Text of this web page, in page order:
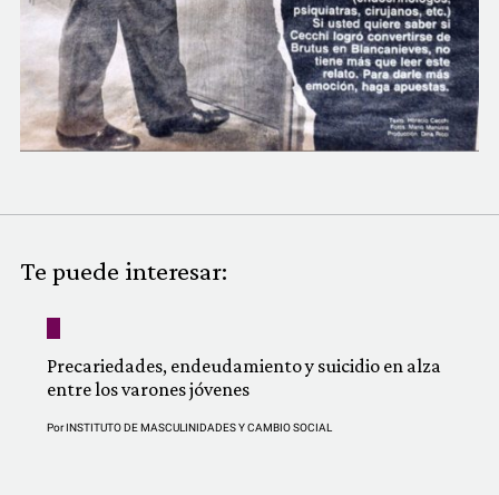
Te puede interesar:
Precariedades, endeudamiento y suicidio en alza
entre los varones jóvenes
PorINSTITUTO DE MASCULINIDADES Y CAMBIO SOCIAL